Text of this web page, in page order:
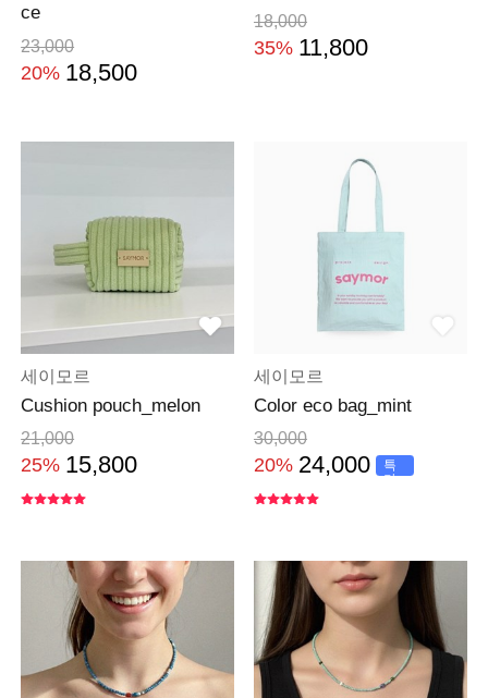
ce
23,000
20% 18,500
18,000
35% 11,800
세이모르
Cushion pouch_melon
21,000
25% 15,800
세이모르
Color eco bag_mint
30,000
20% 24,000
특
가